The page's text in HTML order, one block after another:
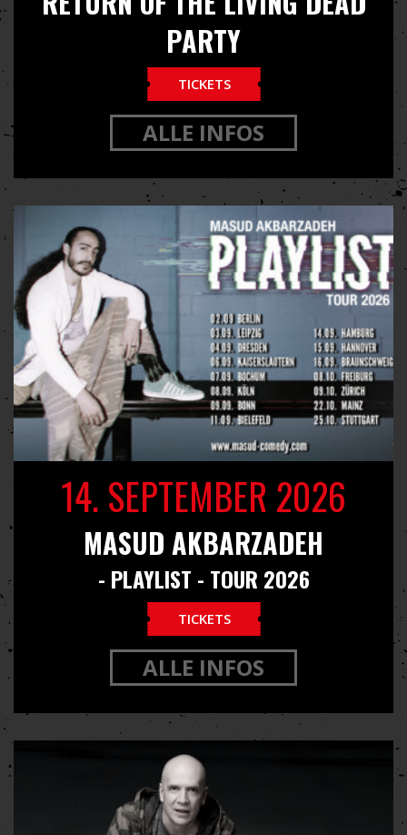
PARTY
TICKETS
ALLE INFOS
14. SEPTEMBER 2026
MASUD AKBARZADEH
- PLAYLIST - TOUR 2026
TICKETS
ALLE INFOS